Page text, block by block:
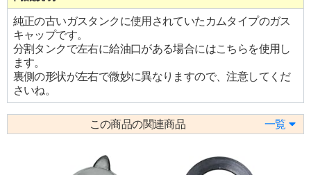
純正の古いガスタンクに使用されていたカムタイプのガス
キャップです。
分割タンクで左右に給油口がある場合にはこちらを使用し
ます。
裏側の形状が左右で微妙に異なりますので、注意してくだ
さいね。
この商品の関連商品 一覧